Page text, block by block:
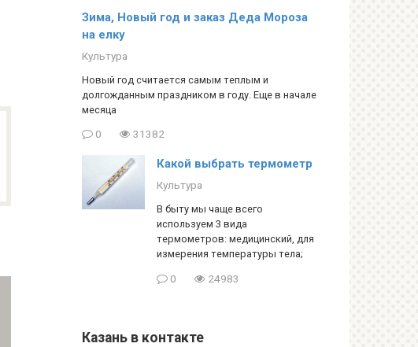
Зима, Новый год и заказ Деда Мороза
на елку
Культура
Новый год считается самым теплым и
долгожданным праздником в году. Еще в начале
месяца
0 31382
Какой выбрать термометр
Культура
В быту мы чаще всего
используем 3 вида
термометров: медицинский, для
измерения температуры тела;
0 24983
Казань в контакте